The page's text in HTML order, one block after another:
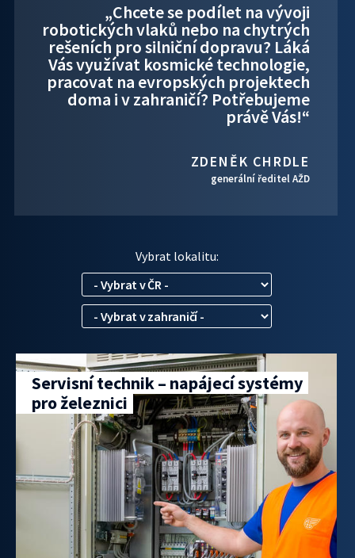
„Chcete se podílet na vývoji
robotických vlaků nebo na chytrých
rešeních pro silniční dopravu? Láká
Vás využívat kosmické technologie,
pracovat na evropských projektech
doma i v zahraničí? Potřebujeme
právě Vás!“
ZDENĚK CHRDLE
generální ředitel AŽD
Vybrat lokalitu:
Servisní technik – napájecí systémy
pro železnici